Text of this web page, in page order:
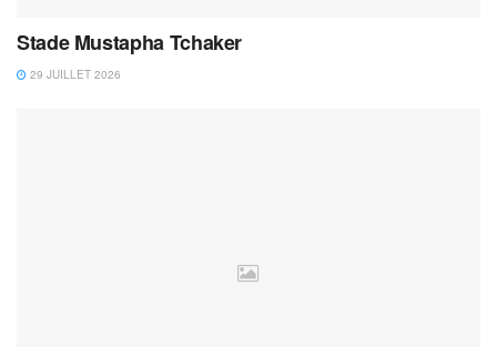
Stade Mustapha Tchaker
29 JUILLET 2026